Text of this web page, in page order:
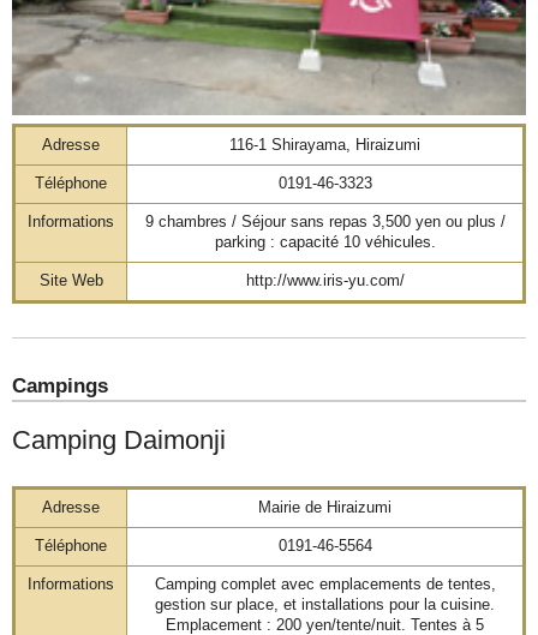
Adresse 116-1 Shirayama, Hiraizumi
Téléphone 0191-46-3323
Informations
9 chambres / Séjour sans repas 3,500 yen ou plus /
parking : capacité 10 véhicules.
Site Web http://www.iris-yu.com/
Campings
Camping Daimonji
Adresse Mairie de Hiraizumi
Téléphone 0191-46-5564
Informations
Camping complet avec emplacements de tentes,
gestion sur place, et installations pour la cuisine.
Emplacement : 200 yen/tente/nuit. Tentes à 5